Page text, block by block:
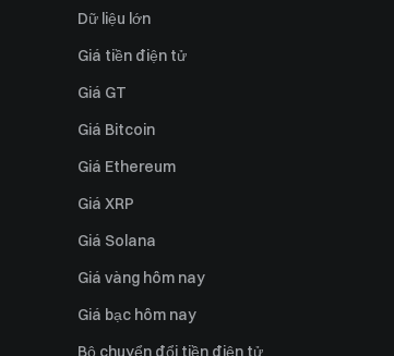
Dữ liệu lớn
Giá tiền điện tử
Giá GT
Giá Bitcoin
Giá Ethereum
Giá XRP
Giá Solana
Giá vàng hôm nay
Giá bạc hôm nay
Bộ chuyển đổi tiền điện tử